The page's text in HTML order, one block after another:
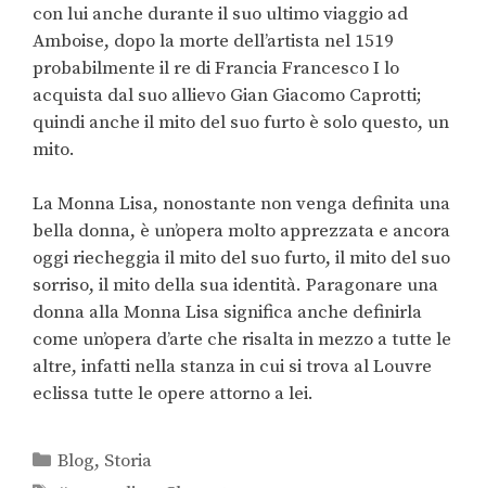
con lui anche durante il suo ultimo viaggio ad
Amboise, dopo la morte dell’artista nel 1519
probabilmente il re di Francia Francesco I lo
acquista dal suo allievo Gian Giacomo Caprotti;
quindi anche il mito del suo furto è solo questo, un
mito.
La Monna Lisa, nonostante non venga definita una
bella donna, è un’opera molto apprezzata e ancora
oggi riecheggia il mito del suo furto, il mito del suo
sorriso, il mito della sua identità. Paragonare una
donna alla Monna Lisa significa anche definirla
come un’opera d’arte che risalta in mezzo a tutte le
altre, infatti nella stanza in cui si trova al Louvre
eclissa tutte le opere attorno a lei.
Blog, Storia